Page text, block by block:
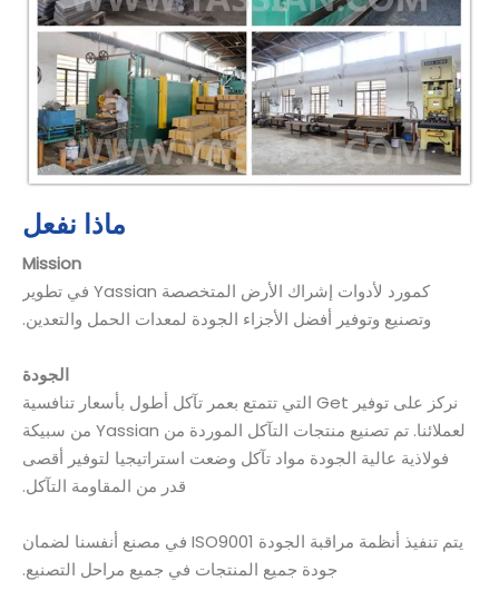
ماذا نفعل
Mission
كمورد لأدوات إشراك الأرض المتخصصة Yassian في تطوير
وتصنيع وتوفير أفضل الأجزاء الجودة لمعدات الحمل والتعدين.
الجودة
نركز على توفير Get التي تتمتع بعمر تآكل أطول بأسعار تنافسية
لعملائنا. تم تصنيع منتجات التآكل الموردة من Yassian من سبيكة
فولاذية عالية الجودة مواد تآكل وضعت استراتيجيا لتوفير أقصى
قدر من المقاومة التآكل.
يتم تنفيذ أنظمة مراقبة الجودة ISO9001 في مصنع أنفسنا لضمان
جودة جميع المنتجات في جميع مراحل التصنيع.